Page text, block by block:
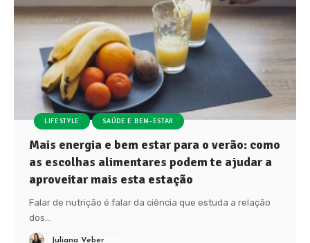
LIFESTYLE SAÚDE E BEM-ESTAR
Mais energia e bem estar para o verão: como
as escolhas alimentares podem te ajudar a
aproveitar mais esta estação
Falar de nutrição é falar da ciência que estuda a relação
dos
Juliana Veber